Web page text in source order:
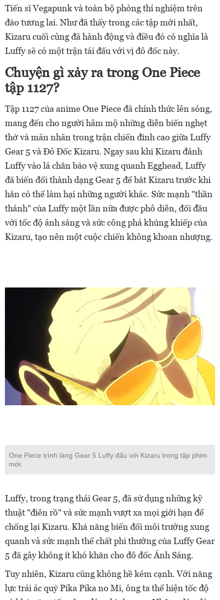
Tiến sĩ Vegapunk và toàn bộ phòng thí nghiệm trên
đảo tương lai. Như đã thấy trong các tập mới nhất,
Kizaru cuối cùng đã hành động và điều đó có nghĩa là
Luffy sẽ có một trận tái đấu với vị đô đốc này.
Chuyện gì xảy ra trong One Piece
tập 1127?
Tập 1127 của anime One Piece đã chính thức lên sóng,
mang đến cho người hâm mộ những diễn biến nghẹt
thở và mãn nhãn trong trận chiến đỉnh cao giữa Luffy
Gear 5 và Đô Đốc Kizaru. Ngay sau khi Kizaru đánh
Luffy vào lá chắn bảo vệ xung quanh Egghead, Luffy
đã biến đổi thành dạng Gear 5 để bắt Kizaru trước khi
hắn có thể làm hại những người khác. Sức mạnh "thần
thánh" của Luffy một lần nữa được phô diễn, đối đầu
với tốc độ ánh sáng và sức công phá khủng khiếp của
Kizaru, tạo nên một cuộc chiến không khoan nhượng.
One Piece trình làng Gear 5 Luffy đấu với Kizaru trong tập phim
mới.
Luffy, trong trạng thái Gear 5, đã sử dụng những kỹ
thuật "điên rồ" và sức mạnh vượt xa mọi giới hạn để
chống lại Kizaru. Khả năng biến đổi môi trường xung
quanh và sức mạnh thể chất phi thường của Luffy Gear
5 đã gây không ít khó khăn cho đô đốc Ánh Sáng.
Tuy nhiên, Kizaru cũng không hề kém cạnh. Với năng
lực trái ác quỷ Pika Pika no Mi, ông ta thể hiện tốc độ